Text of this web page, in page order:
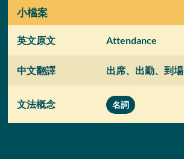
小檔案
英文原文 Attendance
中文翻譯 出席、出勤、到場
文法概念 名詞